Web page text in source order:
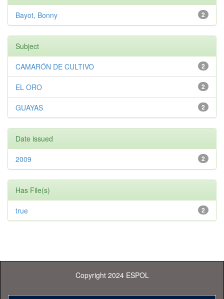
2
Bayot, Bonny
Subject
2
CAMARÓN DE CULTIVO
2
EL ORO
2
GUAYAS
Date issued
2
2009
Has File(s)
2
true
Copyright 2024 ESPOL